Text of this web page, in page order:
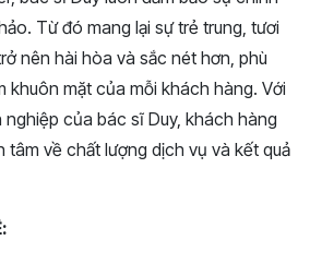
Từ đó mang lại sự trẻ trung, tươi
nên hài hòa và sắc nét hơn, phù
khuôn mặt của mỗi khách hàng. Với
của bác sĩ Duy, khách hàng
về chất lượng dịch vụ và kết quả